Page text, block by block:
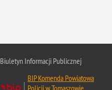
Biuletyn Informacji Publicznej
BIP Komenda Powiatowa
Policji w Tomaszowie